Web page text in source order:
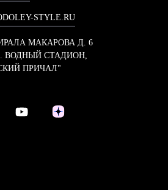
STYLE.RU
МАКАРОВА Д. 6
ВОДНЫЙ СТАДИОН,
ПРИЧАЛ"